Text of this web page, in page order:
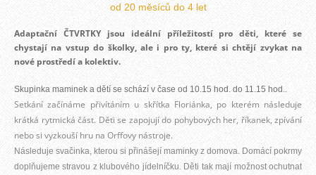
od 20 měsíců do 4 let
Adaptační ČTVRTKY jsou ideální příležitostí pro děti, které se
chystají na vstup do školky, ale i pro ty, které si chtějí zvykat na
nové prostředí a kolektiv.
Skupinka maminek a dětí se schází v čase od 10.15 hod. do 11.15 hod..
Setkání začínáme přivítáním u skřítka Floriánka, po kterém následuje
krátká rytmická část. Děti se zapojují do pohybových her, říkanek, zpívání
nebo si vyzkouší hru na Orffovy nástroje.
Následuje svačinka, kterou si přinášejí maminky z domova. Domácí pokrmy
doplňujeme stravou z klubového jídelníčku. Děti tak mají možnost ochutnat